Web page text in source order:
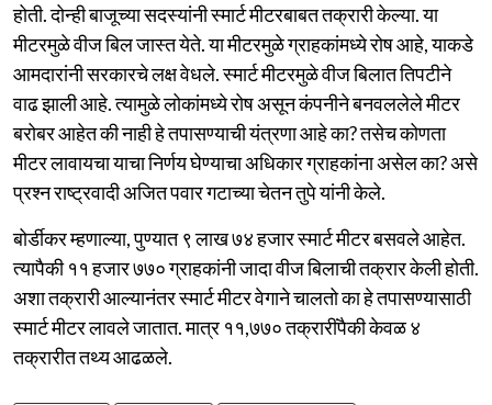
होती. दोन्ही बाजूच्या सदस्यांनी स्मार्ट मीटरबाबत तक्रारी केल्या. या
मीटरमुळे वीज बिल जास्त येते. या मीटरमुळे ग्राहकांमध्ये रोष आहे, याकडे
आमदारांनी सरकारचे लक्ष वेधले. स्मार्ट मीटरमुळे वीज बिलात तिपटीने
वाढ झाली आहे. त्यामुळे लोकांमध्ये रोष असून कंपनीने बनवललेले मीटर
बरोबर आहेत की नाही हे तपासण्याची यंत्रणा आहे का? तसेच कोणता
मीटर लावायचा याचा निर्णय घेण्याचा अधिकार ग्राहकांना असेल का? असे
प्रश्न राष्ट्रवादी अजित पवार गटाच्या चेतन तुपे यांनी केले.
बोर्डीकर म्हणाल्या, पुण्यात ९ लाख ७४ हजार स्मार्ट मीटर बसवले आहेत.
त्यापैकी ११ हजार ७७० ग्राहकांनी जादा वीज बिलाची तक्रार केली होती.
अशा तक्रारी आल्यानंतर स्मार्ट मीटर वेगाने चालतो का हे तपासण्यासाठी
स्मार्ट मीटर लावले जातात. मात्र ११,७७० तक्रारींपैकी केवळ ४
तक्रारीत तथ्य आढळले.